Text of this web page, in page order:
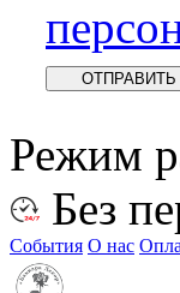
Режим
Без
События О нас